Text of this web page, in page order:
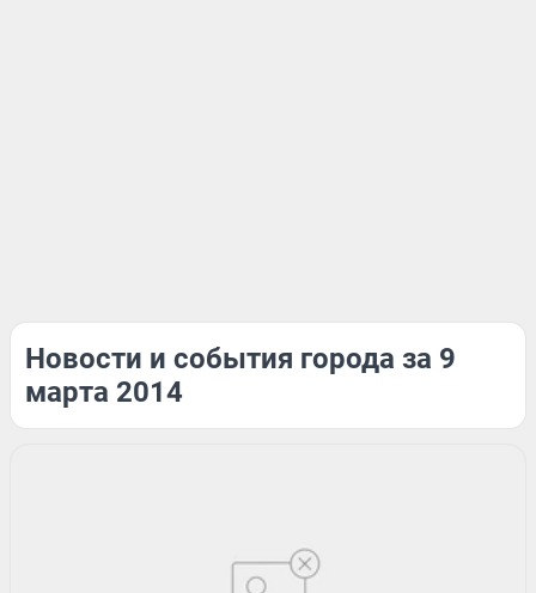
Новости и события города за 9
марта 2014